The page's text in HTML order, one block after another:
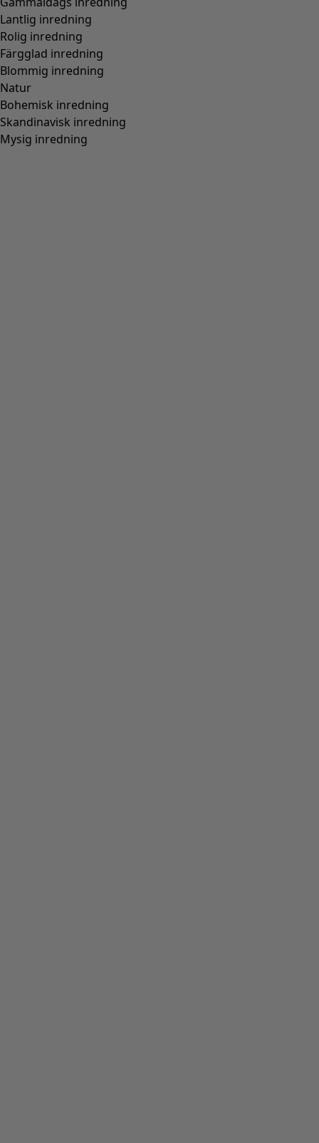
Lantlig inredning
Rolig inredning
Färgglad inredning
Blommig inredning
Natur
Bohemisk inredning
Skandinavisk inredning
Mysig inredning